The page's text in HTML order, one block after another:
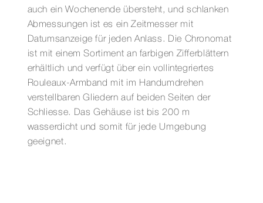
auch ein Wochenende übersteht, und schlanken
Abmessungen ist es ein Zeitmesser mit
Datumsanzeige für jeden Anlass. Die Chronomat
ist mit einem Sortiment an farbigen Zifferblättern
erhältlich und verfügt über ein vollintegriertes
Rouleaux-Armband mit im Handumdrehen
verstellbaren Gliedern auf beiden Seiten der
Schliesse. Das Gehäuse ist bis 200 m
wasserdicht und somit für jede Umgebung
geeignet.